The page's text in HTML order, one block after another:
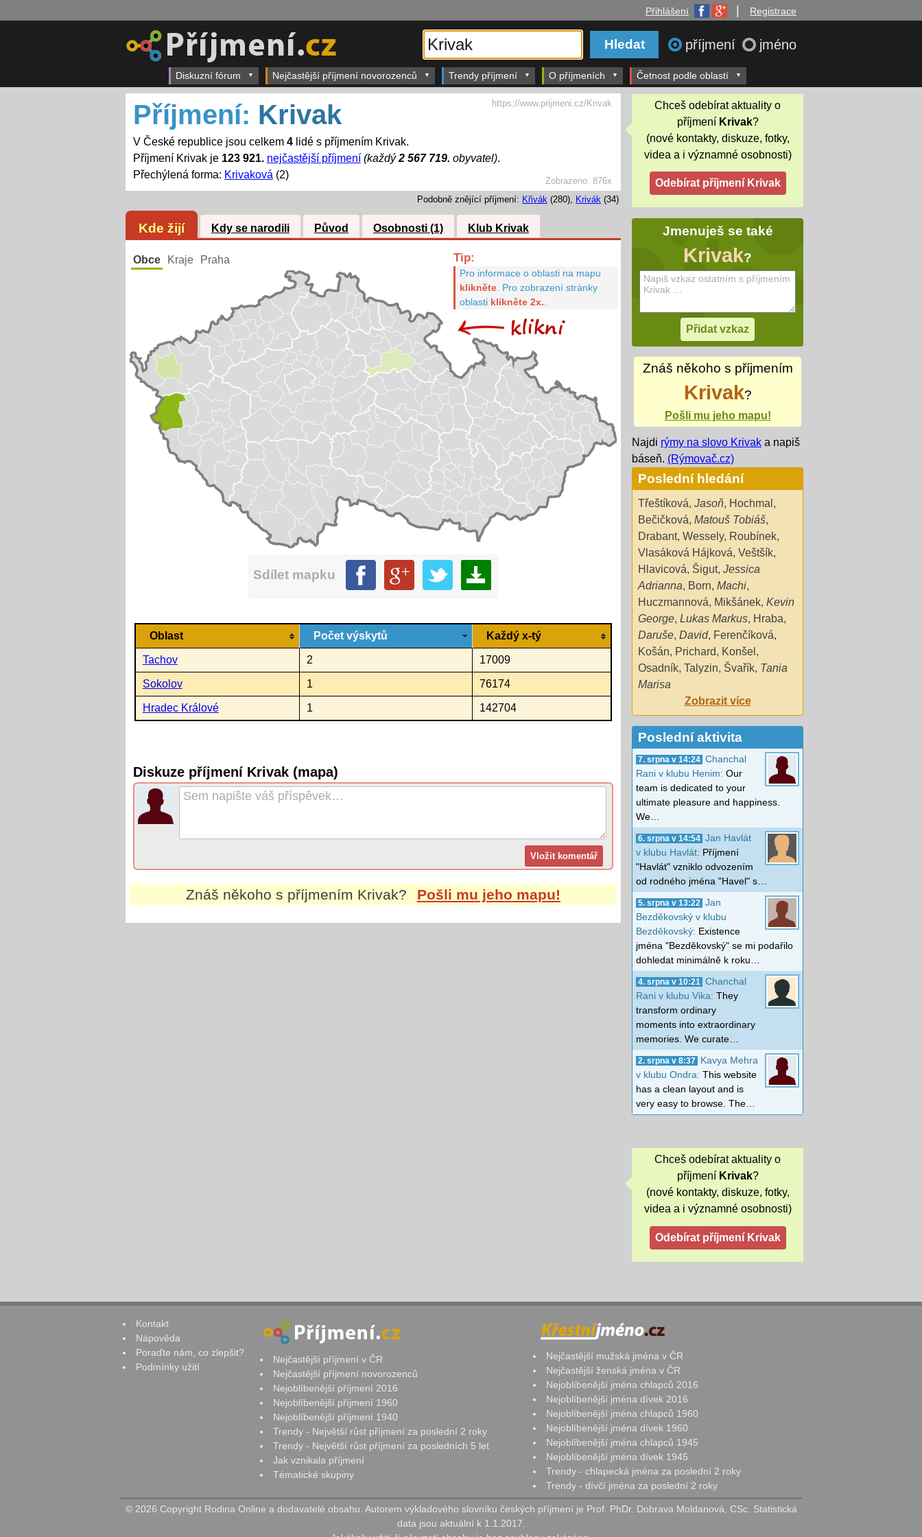
Přihlášení Registrace
příjmení jméno
Diskuzní fórum Nejčastější příjmení novorozenců Trendy příjmení O příjmeních Četnost podle oblastí
Zobrazeno:876x
Příjmení: Krivak
V České republice jsou celkem 4lidé s příjmením Krivak.
Příjmení Krivak je 123 921. nejčastější příjmení (každý2 567 719. obyvatel).
Přechýlená forma: Krivaková (2)
https://www.prijmeni.cz/Krivak
Podobně znějící příjmení: Křivák (280), Krivák (34)
Kde žijí Kdy se narodili Původ Osobnosti (1) Klub Krivak
Obce Kraje Praha Tip:
Pro informace o oblasti na mapu
klikněte. Pro zobrazení stránky
oblasti klikněte 2x.
Sdílet mapku
Oblast Počet výskytů Každý x-tý
Tachov 2 17009
Sokolov 1 76174
Hradec Králové 1 142704
Diskuze příjmení Krivak (mapa)
Znáš někoho s příjmením Krivak? Pošli mu jeho mapu!
Chceš odebírat aktuality o
příjmení Krivak?
(nové kontakty, diskuze, fotky,
videa a i významné osobnosti)
Jmenuješ se také
Krivak?
Znáš někoho s příjmením
Krivak?
Pošli mu jeho mapu!
Najdi rýmy na slovo Krivak a napiš
báseň. (Rýmovač.cz)
Poslední hledání
Třeštíková, Jasoň, Hochmal ,
Bečičková, Matouš Tobiáš,
Drabant, Wessely, Roubínek,
Vlasáková Hájková, Veštšík,
Hlavicová, Šigut, Jessica
Adrianna, Born, Machi,
Huczmannová, Mikšánek, Kevin
George, Lukas Markus, Hraba,
Daruše, David, Ferenčíková,
Košán, Prichard, Konšel ,
Osadník, Talyzin, Švařík, Tania
Marisa
Zobrazit více
Poslední aktivita
7. srpna v 14:24 Chanchal
Rani v klubu Henim: Our
team is dedicated to your
ultimate pleasure and happiness.
We…
6. srpna v 14:54 Jan Havlát
v klubu Havlát: Příjmení
"Havlát" vzniklo odvozením
od rodného jména "Havel" s…
5. srpna v 13:22
Jan
Bezděkovský v klubu
Bezděkovský: Existence
jména "Bezděkovský" se mi podařilo
dohledat minimálně k roku…
4. srpna v 10:21
Chanchal
Rani v klubu Vika: They
transform ordinary
moments into extraordinary
memories. We curate…
2. srpna v 8:37
Kavya Mehra
v klubu Ondra: This website
has a clean layout and is
very easy to browse. The…
Chceš odebírat aktuality o
příjmení Krivak?
(nové kontakty, diskuze, fotky,
videa a i významné osobnosti)
Kontakt
Nápověda
Poraďte nám, co zlepšit?
Podmínky užití
Nejčastější příjmení v ČR
Nejčastější příjmení novorozenců
Nejoblíbenější příjmení 2016
Nejoblíbenější příjmení 1960
Nejoblíbenější příjmení 1940
Trendy - Největší růst příjmení za poslední 2 roky
Trendy - Největší růst příjmení za posledních 5 let
Jak vznikala příjmení
Tématické skupiny
Nejčastější mužská jména v ČR
Nejčastější ženská jména v ČR
Nejoblíbenější jména chlapců 2016
Nejoblíbenější jména dívek 2016
Nejoblíbenější jména chlapců 1960
Nejoblíbenější jména dívek 1960
Nejoblíbenější jména chlapců 1945
Nejoblíbenější jména dívek 1945
Trendy - chlapecká jména za poslední 2 roky
Trendy - dívčí jména za poslední 2 roky
© 2026 Copyright Rodina Online a dodavatelé obsahu. Autorem výkladového slovníku českých příjmení je Prof. PhDr. Dobrava Moldanová, CSc. Statistická
data jsou aktuální k 1.1.2017.